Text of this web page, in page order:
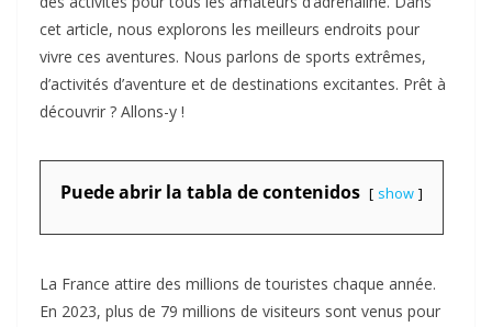
cet article, nous explorons les meilleurs endroits pour
vivre ces aventures. Nous parlons de sports extrêmes,
d’activités d’aventure et de destinations excitantes. Prêt à
découvrir ? Allons-y !
Puede abrir la tabla de contenidos show
La France attire des millions de touristes chaque année.
En 2023, plus de 79 millions de visiteurs sont venus pour